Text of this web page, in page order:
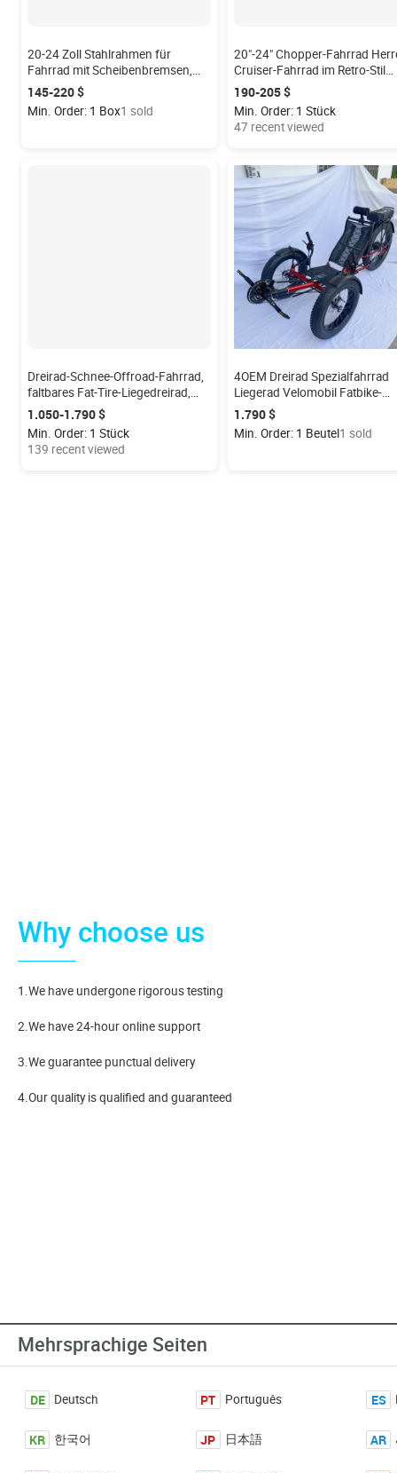
20-24 Zoll Stahlrahmen für
Fahrrad mit Scheibenbremsen,
Einzelgang-Hardtail-Rahmen, 150
kg Tragfähigkeit
145-220 $
Min. Order: 1 Box1 sold
20"-24" Chopper-Fahrrad
Cruiser-Fahrrad im Retro-Stil
Strandfahrrad Motorrad-
190-205 $
Min. Order: 1 Stück
47 recent viewed
Dreirad-Schnee-Offroad-Fahrrad,
faltbares Fat-Tire-Liegedreirad,
elektrisches Liegefahrrad
1.050-1.790 $
Min. Order: 1 Stück
139 recent viewed
4OEM Dreirad Spezialfahrrad
Liegerad Velomobil Fatbike-
Dreirad
1.790 $
Min. Order: 1 Beutel1 sold
Why choose us
1.We have undergone rigorous testing
2.We have 24-hour online support
3.We guarantee punctual delivery
4.Our quality is qualified and guaranteed
Mehrsprachige Seiten
DE Deutsch PT Português ES
KR 한국어 JP 日本語 AR